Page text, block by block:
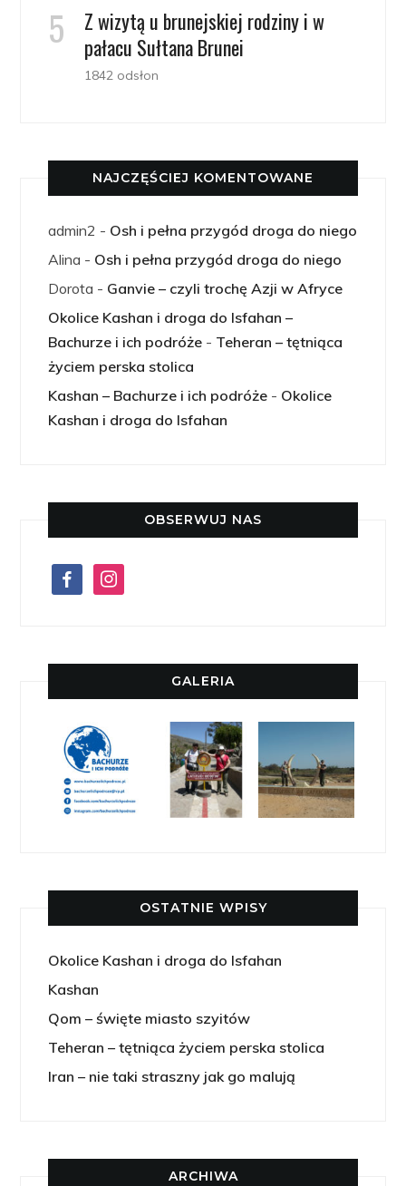
Z wizytą u brunejskiej rodziny i w
pałacu Sułtana Brunei
1842 odsłon
NAJCZĘŚCIEJ KOMENTOWANE
admin2 - Osh i pełna przygód droga do niego
Alina - Osh i pełna przygód droga do niego
Dorota - Ganvie – czyli trochę Azji w Afryce
Okolice Kashan i droga do Isfahan –
Bachurze i ich podróże - Teheran – tętniąca
życiem perska stolica
Kashan – Bachurze i ich podróże - Okolice
Kashan i droga do Isfahan
OBSERWUJ NAS
facebookinstagram
GALERIA
OSTATNIE WPISY
Okolice Kashan i droga do Isfahan
Kashan
Qom – święte miasto szyitów
Teheran – tętniąca życiem perska stolica
Iran – nie taki straszny jak go malują
ARCHIWA